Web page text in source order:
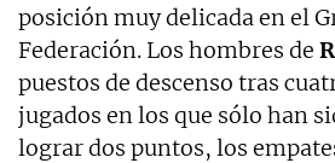
posición muy delicada en el
Federación. Los hombres de
puestos de descenso tras
jugados en los que sólo han
lograr dos puntos, los